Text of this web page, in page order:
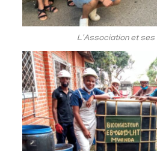
L'Association et ses